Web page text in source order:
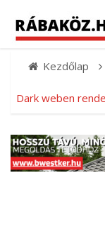
Kezdőlap
Dark weben